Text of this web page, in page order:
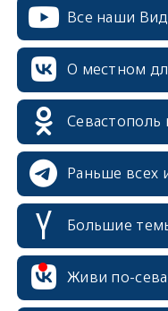
Все наши
О местном
Севастополь
Раньше всех
Большие
Живи по-